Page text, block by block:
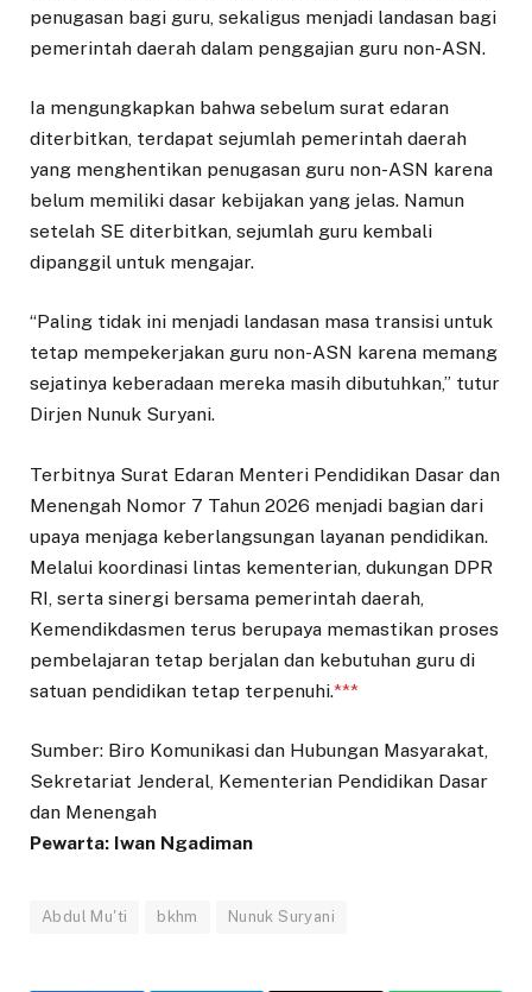
penugasan bagi guru, sekaligus menjadi landasan bagi
pemerintah daerah dalam penggajian guru non-ASN.
Ia mengungkapkan bahwa sebelum surat edaran
diterbitkan, terdapat sejumlah pemerintah daerah
yang menghentikan penugasan guru non-ASN karena
belum memiliki dasar kebijakan yang jelas. Namun
setelah SE diterbitkan, sejumlah guru kembali
dipanggil untuk mengajar.
“Paling tidak ini menjadi landasan masa transisi untuk
tetap mempekerjakan guru non-ASN karena memang
sejatinya keberadaan mereka masih dibutuhkan,” tutur
Dirjen Nunuk Suryani.
Terbitnya Surat Edaran Menteri Pendidikan Dasar dan
Menengah Nomor 7 Tahun 2026 menjadi bagian dari
upaya menjaga keberlangsungan layanan pendidikan.
Melalui koordinasi lintas kementerian, dukungan DPR
RI, serta sinergi bersama pemerintah daerah,
Kemendikdasmen terus berupaya memastikan proses
pembelajaran tetap berjalan dan kebutuhan guru di
satuan pendidikan tetap terpenuhi.***
Sumber: Biro Komunikasi dan Hubungan Masyarakat,
Sekretariat Jenderal, Kementerian Pendidikan Dasar
dan Menengah
Pewarta: Iwan Ngadiman
Abdul Mu'ti bkhm Nunuk Suryani